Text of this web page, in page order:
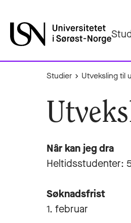
Studier Utveksling til
Når kan jeg dra
Heltidsstudenter:
Søknadsfrist
1. februar